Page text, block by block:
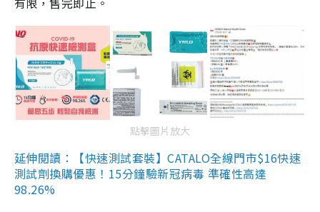
點擊圖片放大
延伸閱讀：【快速測試套裝】CATALO全線門市$16快速
測試劑換購優惠！15分鐘驗新冠病毒 準確性高達
98.26%